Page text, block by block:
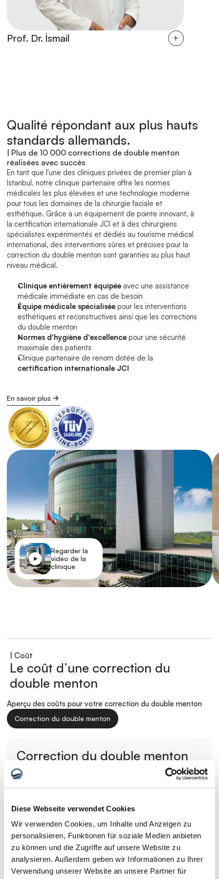
Diese Webseite verwendet Cookies
Wir verwenden Cookies, um Inhalte und Anzeigen zu
personalisieren, Funktionen für soziale Medien anbieten
zu können und die Zugriffe auf unsere Website zu
analysieren. Außerdem geben wir Informationen zu Ihrer
Verwendung unserer Website an unsere Partner für
Prof. Dr. İsmail
Qualité répondant aux plus hauts
standards allemands.
| Plus de 10 000 corrections de double menton
réalisées avec succès
En tant que l'une des cliniques privées de premier plan à
Istanbul, notre clinique partenaire offre les normes
médicales les plus élevées et une technologie moderne
pour tous les domaines de la chirurgie faciale et
esthétique. Grâce à un équipement de pointe innovant, à
la certification internationale JCI et à des chirurgiens
spécialistes expérimentés et dédiés au tourisme médical
international, des interventions sûres et précises pour la
correction du double menton sont garanties au plus haut
niveau médical.
Clinique entièrement équipée avec une assistance
médicale immédiate en cas de besoin
Équipe médicale spécialisée pour les interventions
esthétiques et reconstructives ainsi que les corrections
du double menton
Normes d'hygiène d'excellence pour une sécurité
maximale des patients
certification internationale JCI
En savoir plus
Regarder la
vidéo de la
clinique
| Coût
Le coût d’une correction du
double menton
Aperçu des coûts pour votre correction du double menton
Correction du double menton
Correction du double menton
Tout compris dans le paquet
1 300 €
-150 € de réduction sur le vol
Paiement mensuel (12 mois)
71 €0% d'intérêts
Détails sur demande
2 nuits à Istanbul
Que contient-il ?